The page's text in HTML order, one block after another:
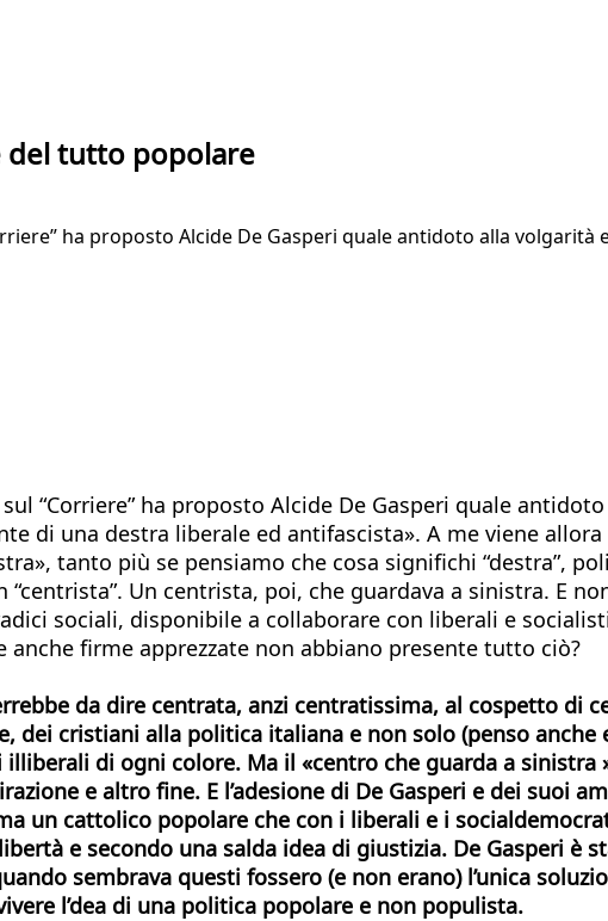
del tutto popolare
ha proposto Alcide De Gasperi quale antidoto alla volgarità
“Corriere” ha proposto Alcide De Gasperi quale
di una destra liberale ed antifascista». A me viene
tanto più se pensiamo che cosa significhi “destra”,
Un centrista, poi, che guardava a sinistra. E
sociali, disponibile a collaborare con liberali e
firme apprezzate non abbiano presente tutto ciò?
da dire centrata, anzi centratissima, al cospetto di
cristiani alla politica italiana e non solo (penso anche
di ogni colore. Ma il «centro che guarda a sinistra
e altro fine. E l’adesione di De Gasperi e dei suoi
un cattolico popolare che con i liberali e i
e secondo una salda idea di giustizia. De Gasperi è
sembrava questi fossero (e non erano) l’unica
l’dea di una politica popolare e non populista.